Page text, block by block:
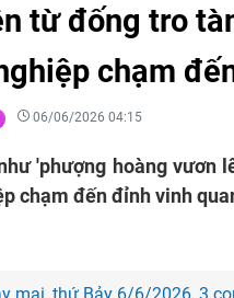
từ đống tro
chạm
06/06/2026 04:15
'phượng hoàng vươn
chạm đến đỉnh vinh